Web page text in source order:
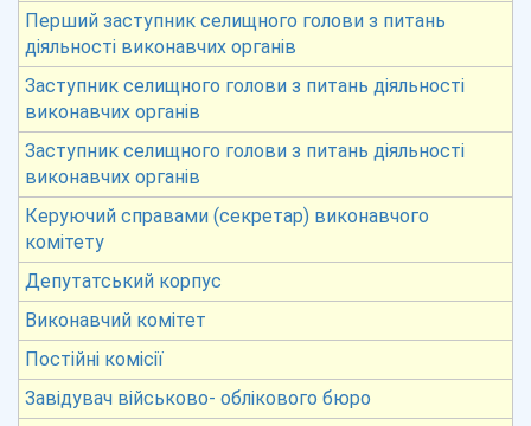
Перший заступник селищного голови з питань
діяльності виконавчих органів
Заступник селищного голови з питань діяльності
виконавчих органів
Заступник селищного голови з питань діяльності
виконавчих органів
Керуючий справами (секретар) виконавчого
комітету
Депутатський корпус
Виконавчий комітет
Постійні комісії
Завідувач військово- облікового бюро